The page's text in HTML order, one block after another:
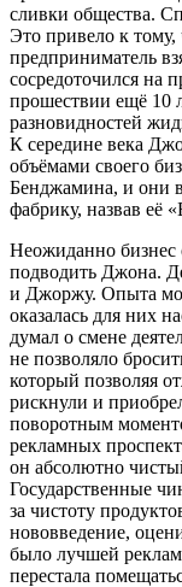
сливки общества.
Это привело к тому,
предприниматель
сосредоточился на
прошествии ещё 10
разновидностей
К середине века
объёмами своего
Бенджамина, и они
фабрику, назвав её
Неожиданно бизнес
подводить Джона.
и Джоржу. Опыта
оказалась для них
думал о смене
не позволяло
который позволяя
рискнули и
поворотным
рекламных
он абсолютно
Государственные
за чистоту
нововведение,
было лучшей
перестала